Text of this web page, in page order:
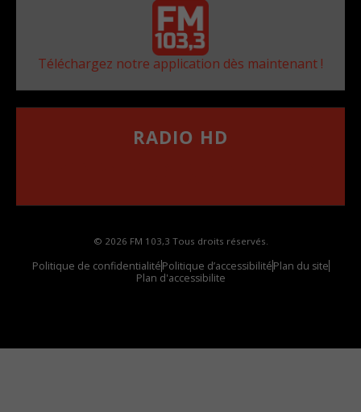
Téléchargez notre application dès maintenant !
RADIO HD
© 2026 FM 103,3 Tous droits réservés.
Politique de confidentialitéPolitique d’accessibilitéPlan du site
Plan d'accessibilite